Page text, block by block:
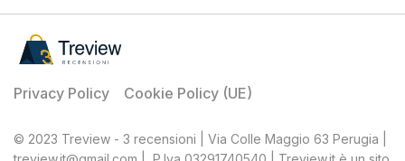
Privacy Policy Cookie Policy (UE)
© 2023 Treview - 3 recensioni | Via Colle Maggio 63 Perugia |